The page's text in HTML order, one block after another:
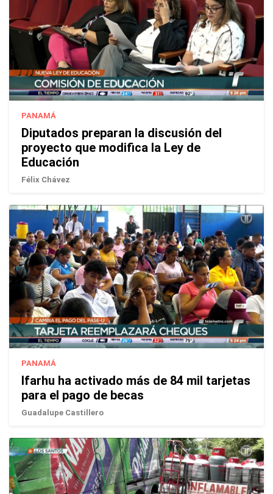
PANAMÁ
Diputados preparan la discusión del
proyecto que modifica la Ley de
Educación
Félix Chávez
PANAMÁ
Ifarhu ha activado más de 84 mil tarjetas
para el pago de becas
Guadalupe Castillero